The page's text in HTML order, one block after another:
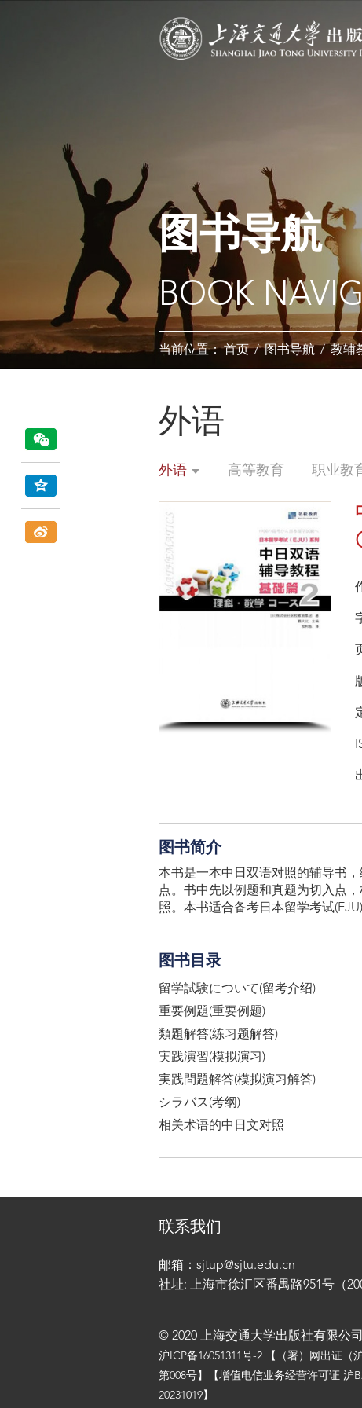
图书导航
BOOK
当前位置：首页/图书导航 / 教辅
外语
外语 高等教育 职业教
图书简介
本书是一本中日双语对照的辅导书
点。书中先以例题和真题为切入点
照。本书适合备考日本留学考试
图书目录
留学試験について(留考介绍)
重要例題(重要例题)
類題解答(练习题解答)
実践演習(模拟演习)
実践問題解答(模拟演习解答)
シラバス(考纲)
相关术语的中日文对照
联系我们
邮箱：sjtup@sjtu.edu.cn
社址: 上海市徐汇区番禺路951号（
© 2020 上海交通大学出版社有限公司
沪ICP备16051311号-2 【（署）网出证（
第008号】【增值电信业务经营许可证 沪
20231019】